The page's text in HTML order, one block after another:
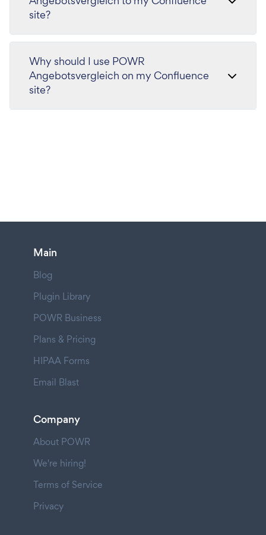
site?
Why should I use POWR
Angebotsvergleich on my Confluence
site?
Main
Blog
Plugin Library
POWR Business
Plans & Pricing
HIPAA Forms
Email Blast
Company
About POWR
We're hiring!
Terms of Service
Privacy